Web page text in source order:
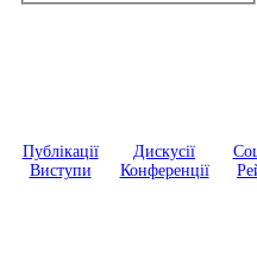
Публікації
Виступи
Дискусії
Конференції